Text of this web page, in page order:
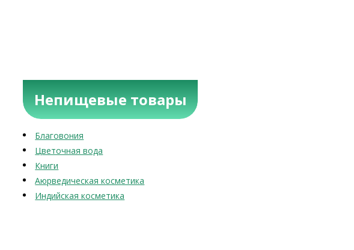
Непищевые товары
Благовония
Цветочная вода
Книги
Аюрведическая косметика
Индийская косметика